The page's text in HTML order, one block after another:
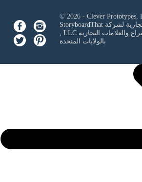
, LLCفي مكتب براءات الاختراع والعلامات التجارية
بالولايات المتحدة